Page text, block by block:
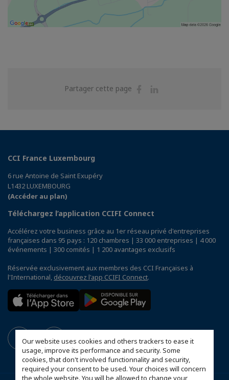
Our website uses cookies and others trackers to ease it
usage, improve its performance and security. Some
cookies, that don't involved functionnality and security,
required your consent to be used. Your choices will concern
the whole website. You will be allowed to change your
Partager cette page
Partager
CCI France Luxembourg
6 rue Antoine de Saint Exupéry
L1432 LUXEMBOURG
(Accéder au plan)
Téléchargez l’application CCIFI Connect
Accélérez votre business grâce au 1er réseau privé d'entreprises
françaises dans 95 pays : 120 chambres | 33 000 entreprises | 4 000
événements | 300 comités | 1 200 avantages exclusifs
Réservée exclusivement aux membres des CCI Françaises à
l'International, découvrez l'app CCIFI Connect.